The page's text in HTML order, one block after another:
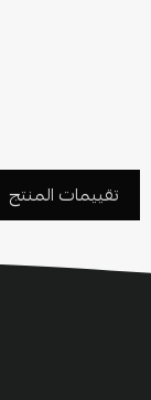
تقييمات المنتج